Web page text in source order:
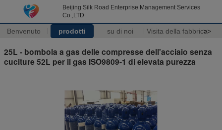
Beijing Silk Road Enterprise Management Services
Co.,LTD
Benvenuto prodotti su di noi Visita della fabbrica>>
25L - bombola a gas delle compresse dell'acciaio senza
cuciture 52L per il gas ISO9809-1 di elevata purezza